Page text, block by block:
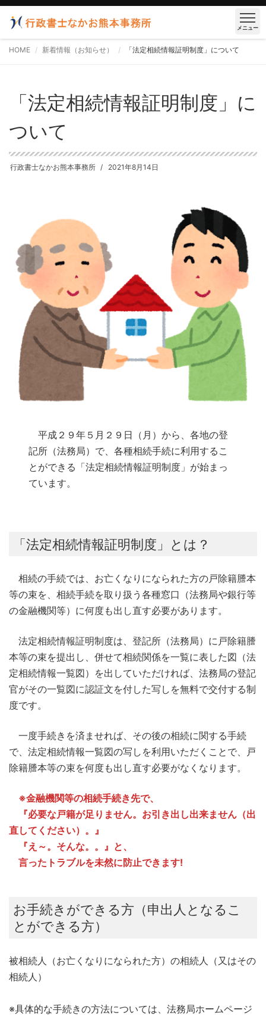
メニュー
HOME 新着情報（お知らせ） 「法定相続情報証明制度」について
「法定相続情報証明制度」に
ついて
行政書士なかお熊本事務所 2021年8月14日
平成２９年５月２９日（月）から、各地の登
記所（法務局）で、各種相続手続に利用するこ
とができる「法定相続情報証明制度」が始まっ
ています。
「法定相続情報証明制度」とは？
相続の手続では、お亡くなりになられた方の戸除籍謄本
等の束を、相続手続を取り扱う各種窓口（法務局や銀行等
の金融機関等）に何度も出し直す必要があります。
法定相続情報証明制度は、登記所（法務局）に戸除籍謄
本等の束を提出し、併せて相続関係を一覧に表した図（法
定相続情報一覧図）を出していただければ、法務局の登記
官がその一覧図に認証文を付した写しを無料で交付する制
度です。
一度手続きを済ませれば、その後の相続に関する手続
で、法定相続情報一覧図の写しを利用いただくことで、戸
除籍謄本等の束を何度も出し直す必要がなくなります。
※金融機関等の相続手続き先で、
『必要な戸籍が足りません。お引き出し出来ません（出
直してください）。』
『え～。そんな。。』と、
言ったトラブルを未然に防止できます!
お手続きができる方（申出人となるこ
とができる方）
被相続人（お亡くなりになられた方）の相続人（又はその
相続人）
※具体的な手続きの方法については、法務局ホームページ